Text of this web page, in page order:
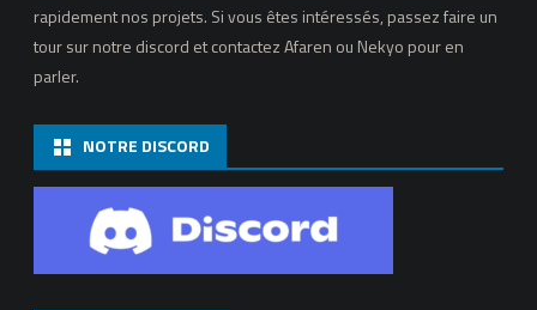
rapidement nos projets. Si vous êtes intéressés, passez faire un
tour sur notre discord et contactez Afaren ou Nekyo pour en
parler.
NOTRE DISCORD